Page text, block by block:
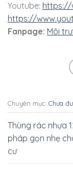
Youtube: https://
https://
Fanpage: Môi
Chuyên mục: Chưa
Thùng rác nhựa
pháp gọn nhẹ
cư